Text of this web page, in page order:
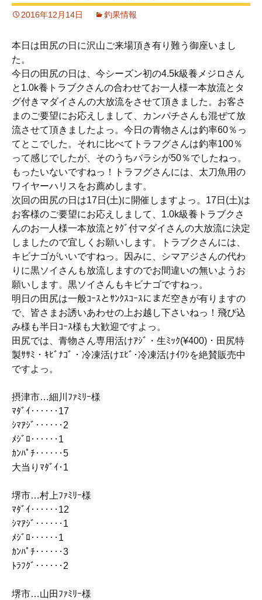
2016年12月14日 釣果情報
本日は田尻の日に沢山ご来場頂き有り難う御座いまし
た。
今日の田尻の日は、今シーズン初の4.5k級養メジロさん
と1.0k養トラブクさんの合わせてお一人様一本放流とタ
グ付きマダイさんの大放流をさせて頂きました。お客さ
まのご要望にお応えしまして、カンパチさんも混ぜて放
流させて頂きましたよっ。今日の青物さんは釣率60％っ
てとこでした。それに比べてトラフグさんは釣率100％
って感じでしたが、そのうちバラシが50％でしたねっ。
もったいないですねっ！トラフグさんには、太刀魚用の
ワイヤーハリスをお薦めします。
次回の田尻の日は17日(土)に開催しますよっ。17日(土)は
お客様のご要望にお応えしまして、1.0k級養トラブクさ
んのお一人様一本放流とﾀｸﾞ付マダイさんの大放流に決定
しましたので宜しくお願いします。トラブクさんには、
キビナゴがいいですねっ。因みに、シマアジさんの代わ
りに黒ソイさんも放流しますのでお間違いの無いようお
願いします。黒ソイさんもキビナゴですねっ。
明日の田尻は一般ｺｰｽとｻﾝｸｽｺｰｽにまだ空きが有りますの
で、皆さまお誘いあわせの上お越し下さいねっ！飛び込
み様も半日ｺｰｽ様も大歓迎ですよっ。
田尻では、青物さん専用活けｱｼﾞ・生ﾐｯｸ(¥400)・田尻特
製ｻｻﾐ・ｷﾋﾞﾅｺﾞ・冷凍活けｴﾋﾞ･冷凍活けｲﾜｼを絶賛販売中
ですよっ。
摂津市…細川ﾌｧﾐﾘｰ様
ﾏﾀﾞｲ‥‥‥17
ｼﾏｱｼﾞ‥‥‥2
ﾒｼﾞﾛ‥‥‥1
ｶﾝﾊﾟﾁ‥‥‥5
大当りﾏﾀﾞｲ･1
堺市…村上ﾌｧﾐﾘｰ様
ﾏﾀﾞｲ‥‥‥12
ｼﾏｱｼﾞ‥‥‥1
ﾒｼﾞﾛ‥‥‥1
ｶﾝﾊﾟﾁ‥‥‥3
ﾄﾗﾌｸﾞ‥‥‥2
堺市…山田ﾌｧﾐﾘｰ様